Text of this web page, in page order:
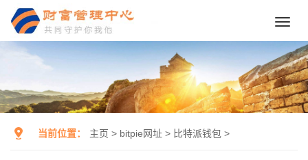
当前位置： 主页 > bitpie网址 > 比特派钱包 >